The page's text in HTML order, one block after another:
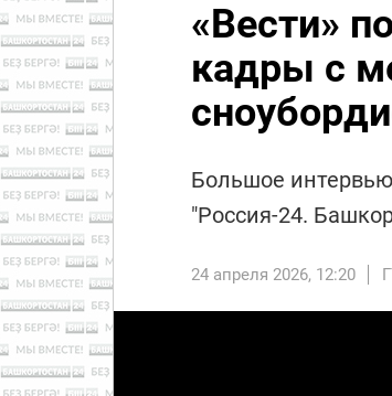
«Вести»
кадры с
Большое
"Россия-24.
24 апреля 2026, 12:20